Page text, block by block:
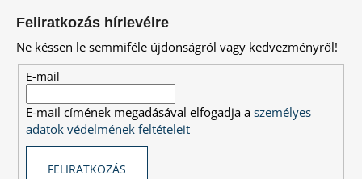
Feliratkozás hírlevélre
Ne késsen le semmiféle újdonságról vagy kedvezményről!
E-mail
E-mail címének megadásával elfogadja aszemélyes
adatok védelmének feltételeit
FELIRATKOZÁS